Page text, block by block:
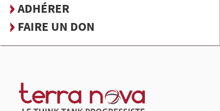
ADHÉRER
FAIRE UN DON